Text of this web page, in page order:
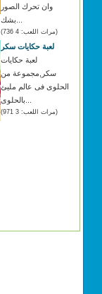
وان تحرك الصور
(مرات اللعب: 4 736)
لعبة حكايات سكر
لعبة حكايات
سكر,مجموعة من
الحلوى فى عالم مليئ
(مرات اللعب: 3 971)